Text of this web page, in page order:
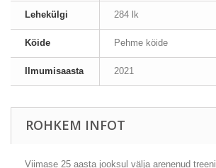
Lehekülgi 284 lk
Köide Pehme köide
Ilmumisaasta 2021
ROHKEM INFOT
Viimase 25 aasta jooksul välja arenenud